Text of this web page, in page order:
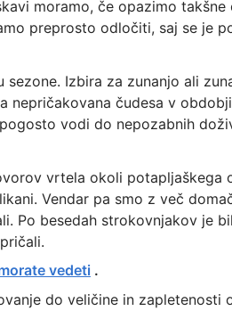
moramo, če opazimo takšne
preprosto odločiti, saj se je
Izbira za zunanjo ali
nepričakovana čudesa v
vodi do nepozabnih
vrtela okoli potapljaškega
Vendar pa smo z več
Po besedah strokovnjakov je
vedeti .
do veličine in zapletenosti